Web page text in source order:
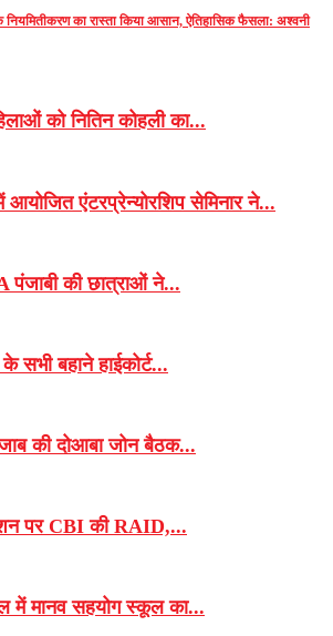
का रास्ता किया आसान, ऐतिहासिक फैसला: अश्वनी
को नितिन कोहली का...
आयोजित एंटरप्रेन्योरशिप सेमिनार ने...
की छात्राओं ने...
सभी बहाने हाईकोर्ट...
की दोआबा जोन बैठक...
पर CBI की RAID,...
में मानव सहयोग स्कूल का...